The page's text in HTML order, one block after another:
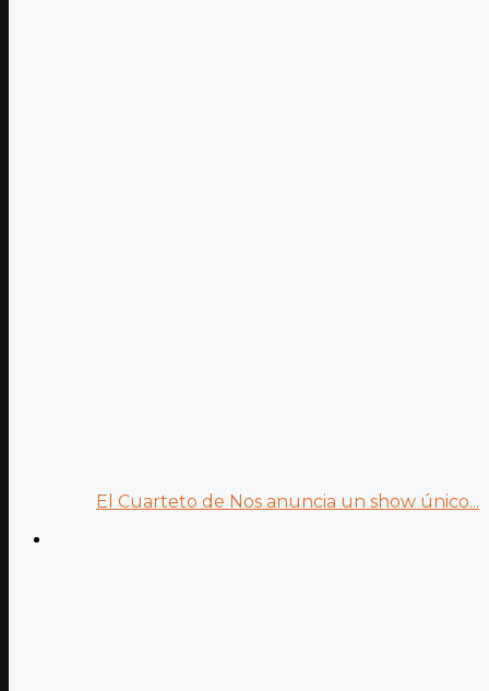
El Cuarteto de Nos anuncia un show único...